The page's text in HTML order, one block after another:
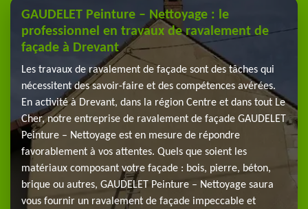
GAUDELET Peinture – Nettoyage : le
professionnel en travaux de ravalement de
façade à Drevant
Les travaux de ravalement de façade sont des tâches qui
nécessitent des savoir-faire et des compétences avérées.
En activité à Drevant, dans la région Centre et dans tout Le
Cher, notre entreprise de ravalement de façade GAUDELET
Peinture – Nettoyage est en mesure de répondre
favorablement à vos attentes. Quels que soient les
matériaux composant votre façade : bois, pierre, béton,
brique ou autres, GAUDELET Peinture – Nettoyage saura
vous fournir un ravalement de façade impeccable et